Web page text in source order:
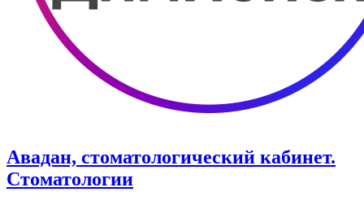
Авадан, стоматологический кабинет.
Стоматологии